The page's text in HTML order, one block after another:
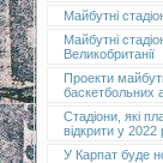
Майбутні
Майбутні
Великобританії
Проекти
баскетбольних
Стадіони, які
відкрити у 2022
У Карпат буде